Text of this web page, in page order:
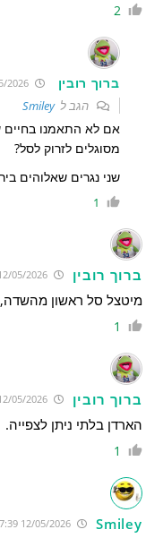
2
ברוך רובין 12/05/2026 4:12:51
הגב לSmiley
מסוגלים לזרוק לסל?
שני נגרים שאלוהים
1
ברוך רובין 12/05/2026 4:09:47
מיטצל סל ראשון מהשדה,1-7 . לבארט מתעלל בקליבלנד
1
ברוך רובין 12/05/2026 4:10:49
הארדן בלתי ניתן לצפייה.
1
Smiley